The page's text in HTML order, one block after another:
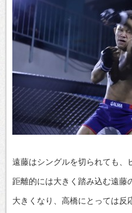
遠藤はシングルを切られても、
距離的には大きく踏み込む遠藤
大きくなり、高橋にとっては反